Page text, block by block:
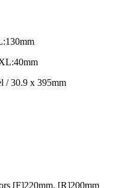
/ 30.9 x 395mm
[F]220mm, [R]200mm